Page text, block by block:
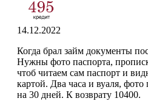
14.12.2022
Когда брал займ документы
Нужны фото паспорта,
чтоб читаем сам паспорт и
картой. Два часа и вуаля,
на 30 дней. К возврату 10400.